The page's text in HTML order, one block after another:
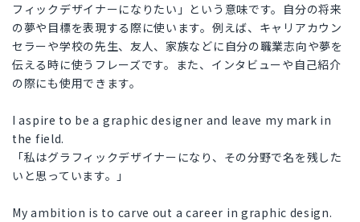
フィックデザイナーになりたい」という意味です。自分の将来
の夢や目標を表現する際に使います。例えば、キャリアカウン
セラーや学校の先生、友人、家族などに自分の職業志向や夢を
伝える時に使うフレーズです。また、インタビューや自己紹介
の際にも使用できます。
I aspire to be a graphic designer and leave my mark in
the field.
「私はグラフィックデザイナーになり、その分野で名を残した
いと思っています。」
My ambition is to carve out a career in graphic design.